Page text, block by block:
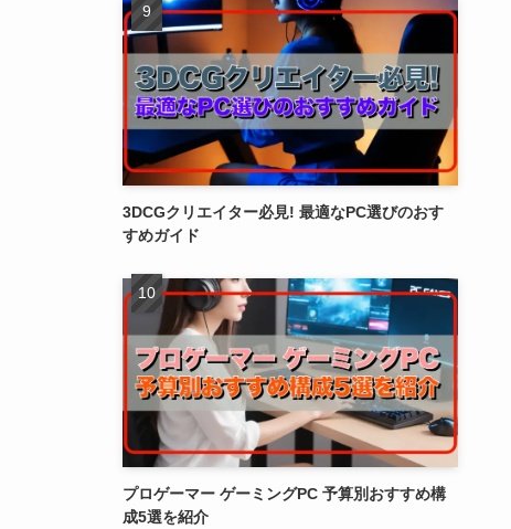
3DCGクリエイター必見! 最適なPC選びのおす
すめガイド
プロゲーマー ゲーミングPC 予算別おすすめ構
成5選を紹介